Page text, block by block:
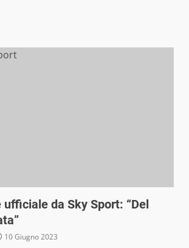
ufficiale da Sky Sport: “Del
10 Giugno 2023